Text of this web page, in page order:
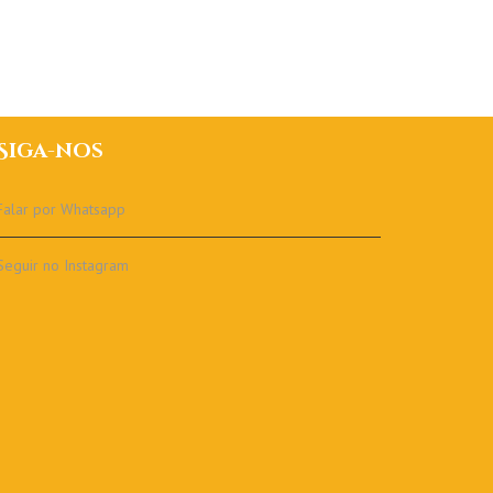
nos
por Whatsapp
no Instagram